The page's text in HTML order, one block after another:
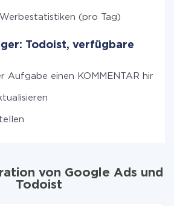
(pro Tag)
Todoist, verfügbare
Aufgabe einen KOMMENTAR hinzu
von Google Ads und
Todoist